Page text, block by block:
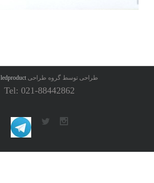
طراحی توسط گروه طراحی led4m :ledproduct
Tel: 021-88442862